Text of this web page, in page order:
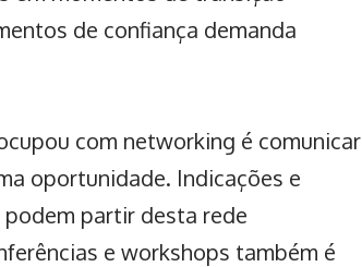
de confiança demanda
com networking é comunicar
oportunidade. Indicações e
partir desta rede
e workshops também é